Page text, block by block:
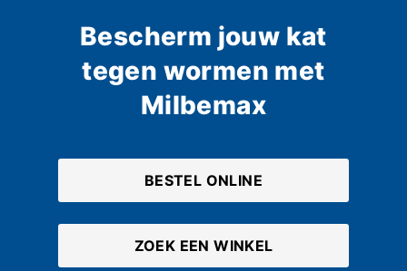
Bescherm jouw kat
tegen wormen met
Milbemax
BESTEL ONLINE
ZOEK EEN WINKEL